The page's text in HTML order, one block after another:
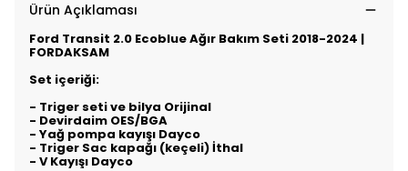
Ürün Açıklaması
Ford Transit 2.0 Ecoblue Ağır Bakım Seti 2018-2024 |
FORDAKSAM
Set içeriği:
- Triger seti ve bilya Orijinal
- Devirdaim OES/BGA
- Yağ pompa kayışı Dayco
- Triger Sac kapağı (keçeli) İthal
- V Kayışı Dayco